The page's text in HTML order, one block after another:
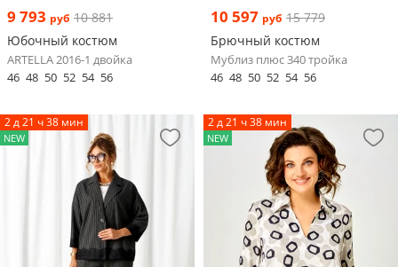
9 793 руб 10 881
Юбочный костюм
ARTELLA 2016-1 двойка
46 48 50 52 54 56
10 597 руб 15 779
Брючный костюм
Мублиз плюс 340 тройка
46 48 50 52 54 56
2 д 21 ч 38 мин
NEW
2 д 21 ч 38 мин
NEW